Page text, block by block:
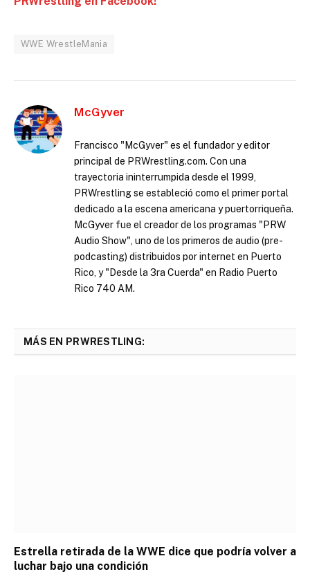
WWE WrestleMania
McGyver
Francisco "McGyver" es el fundador y editor
principal de PRWrestling.com. Con una
trayectoria ininterrumpida desde el 1999,
PRWrestling se estableció como el primer portal
dedicado a la escena americana y puertorriqueña.
McGyver fue el creador de los programas "PRW
Audio Show", uno de los primeros de audio (pre-
podcasting) distribuidos por internet en Puerto
Rico, y "Desde la 3ra Cuerda" en Radio Puerto
Rico 740 AM.
MÁS EN PRWRESTLING:
Estrella retirada de la WWE dice que podría volver a
luchar bajo una condición